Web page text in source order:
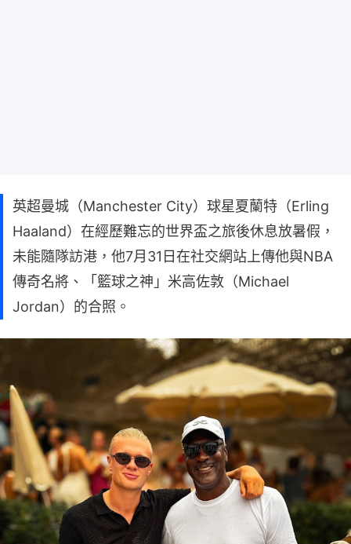
英超曼城（Manchester City）球星夏蘭特（Erling
Haaland）在經歷難忘的世界盃之旅後休息放暑假，
未能隨隊訪港，他7月31日在社交網站上傳他與NBA
傳奇名將、「籃球之神」米高佐敦（Michael
Jordan）的合照。